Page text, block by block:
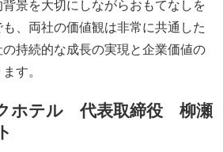
景を大切にしながらおもてなしを
、両社の価値観は非常に共通した
持続的な成長の実現と企業価値の
す。
ホテル 代表取締役 柳瀬